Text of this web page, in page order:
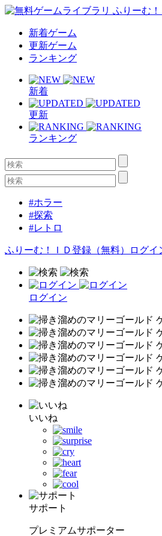
新着ゲーム
更新ゲーム
ランキング
新着
更新
ランキング
#ホラー
#探索
#レトロ
ふりーむ！ＩＤ登録（無料） ログイ
ログイン
いいね
サポート
プレミアムサポーター